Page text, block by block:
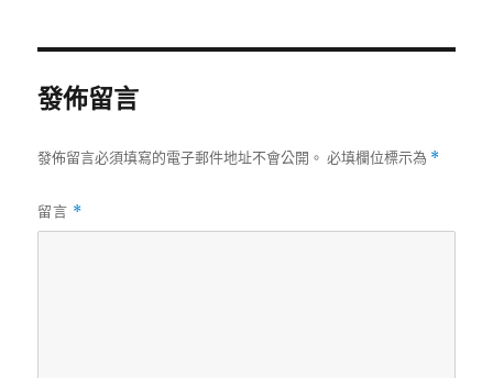
發佈留言
發佈留言必須填寫的電子郵件地址不會公開。 必填欄位標示為 *
留言 *